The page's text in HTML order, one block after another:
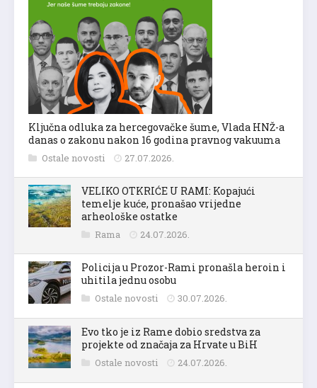
Ključna odluka za hercegovačke šume, Vlada HNŽ-a
danas o zakonu nakon 16 godina pravnog vakuuma
Ostale novosti 27.07.2026.
VELIKO OTKRIĆE U RAMI: Kopajući
temelje kuće, pronašao vrijedne
arheološke ostatke
Rama 24.07.2026.
Policija u Prozor-Rami pronašla heroin i
uhitila jednu osobu
Ostale novosti 30.07.2026.
Evo tko je iz Rame dobio sredstva za
projekte od značaja za Hrvate u BiH
Ostale novosti 24.07.2026.